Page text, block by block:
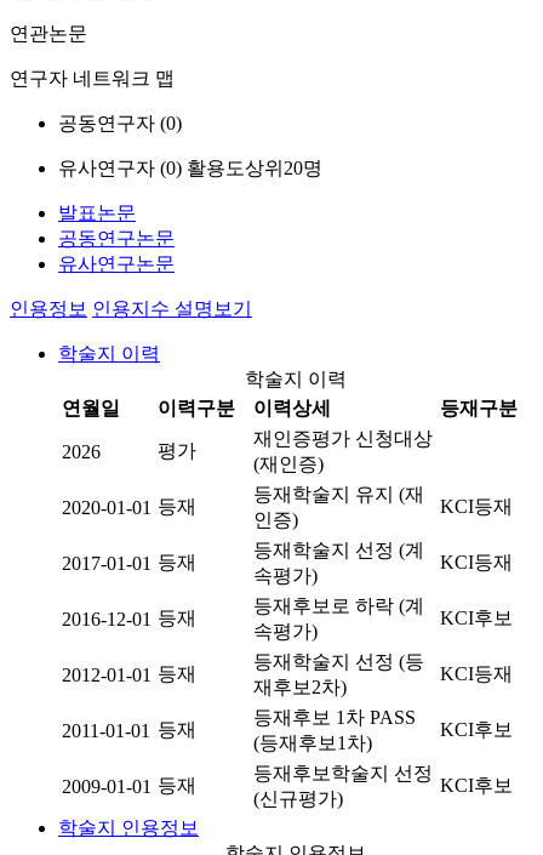
연관논문
연구자 네트워크 맵
공동연구자 (0)
유사연구자 (0) 활용도상위20명
발표논문
공동연구논문
유사연구논문
인용정보 인용지수 설명보기
학술지 이력
학술지 이력
연월일
이력구분 이력상세 등재구분
2026 평가
재인증평가 신청대상
(재인증)
2020-01-01 등재
등재학술지 유지 (재
인증)
KCI등재
2017-01-01 등재
등재학술지 선정 (계
속평가)
KCI등재
2016-12-01 등재
등재후보로 하락 (계
속평가)
KCI후보
2012-01-01 등재
등재학술지 선정 (등
재후보2차)
KCI등재
2011-01-01 등재
등재후보 1차 PASS
(등재후보1차)
KCI후보
2009-01-01 등재
등재후보학술지 선정
(신규평가)
KCI후보
학술지 인용정보